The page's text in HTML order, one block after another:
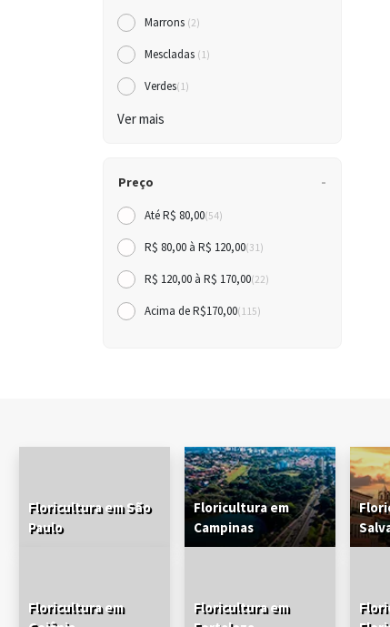
Marrons (2)
Mescladas (1)
Verdes(1)
Ver mais
Preço
Até R$ 80,00(54)
R$ 80,00 à R$ 120,00(31)
R$ 120,00 à R$ 170,00(22)
Acima de R$170,00(115)
Floricultura em São
Paulo
Floricultura em
Campinas
Floricultura em
Floricultura em